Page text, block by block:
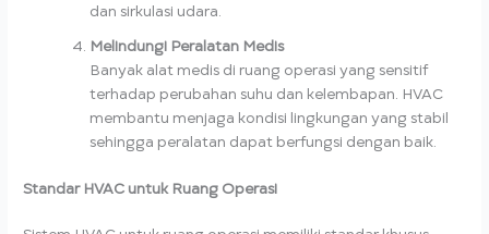
dan sirkulasi udara.
Melindungi Peralatan Medis
Banyak alat medis di ruang operasi yang sensitif
terhadap perubahan suhu dan kelembapan. HVAC
membantu menjaga kondisi lingkungan yang stabil
sehingga peralatan dapat berfungsi dengan baik.
Standar HVAC untuk Ruang Operasi